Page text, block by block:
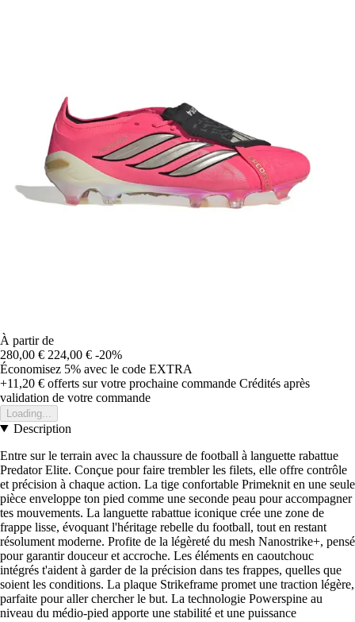
À partir de
280,00 € 224,00 € -20%
Économisez 5% avec le code EXTRA
+11,20 € offerts sur votre prochaine commande Crédités après
validation de votre commande
Loading...
Description
Entre sur le terrain avec la chaussure de football à languette rabattue
Predator Elite. Conçue pour faire trembler les filets, elle offre contrôle
et précision à chaque action. La tige confortable Primeknit en une seule
pièce enveloppe ton pied comme une seconde peau pour accompagner
tes mouvements. La languette rabattue iconique crée une zone de
frappe lisse, évoquant l'héritage rebelle du football, tout en restant
résolument moderne. Profite de la légèreté du mesh Nanostrike+, pensé
pour garantir douceur et accroche. Les éléments en caoutchouc
intégrés t'aident à garder de la précision dans tes frappes, quelles que
soient les conditions. La plaque Strikeframe promet une traction légère,
parfaite pour aller chercher le but. La technologie Powerspine au
niveau du médio-pied apporte une stabilité et une puissance